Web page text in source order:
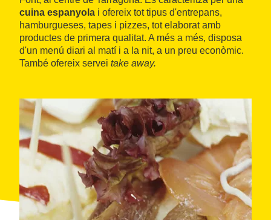
cuina espanyola i ofereix tot tipus d'entrepans,
hamburgueses, tapes i pizzes, tot elaborat amb
productes de primera qualitat. A més a més, disposa
d'un menú diari al matí i a la nit, a un preu econòmic.
També ofereix servei take away.